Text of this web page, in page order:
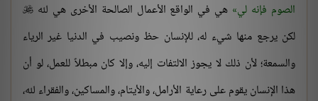
الصوم فإنه لي هي في الواقع الأعمال الصالحة الأخرى هي لله 
لكن يرجع منها شيء له، للإنسان حظ ونصيب في الدنيا غير الرياء
والسمعة؛ لأن ذلك لا يجوز الالتفات إليه، وإلا كان مبطلاً للعمل، لو أن
هذا الإنسان يقوم على رعاية الأرامل، والأيتام، والمساكين، والفقراء لله،